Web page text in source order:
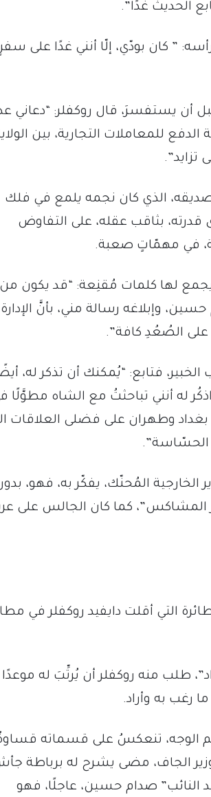
الحديث غدًا”.
” كان بودّي، إلّا أنني غدًا على
أن يستفسرَ، قال روكفلر: “دعاني
للمعاملات التجارية، بين
تزايد”.
الذي كان نجمه يلمع في فلك
قدرته، بثاقب عقله، على التفاوض
في مهمّاتٍ صعبة.
لها كلمات مُقنِعة: “قد يكون من
وإبلاغه رسالة مني، بأنَّ الإدارة
على الصُعُدِ كافة”.
فتابع: “يُمكنك أن تذكر له،
له أنني تباحثتُ مع الشاه مطوَّلًا
بغداد وطهران على فضلى العلاقات
الحسّاسة”.
الخارجية المُحنّك، يفكّر به، فهو،
المشاكس”، كما كان الجالس على
الثاني (يناير) 1975، حطت الطائرة التي أقلت دايفيد روكفلر في
طلب منه روكفلر أن يُرتِّبَ له
رغب به وأراد.
الوجه، تنعكسُ على قسماته
الجاف، مضى يشرح له برباطة
النائب” صدام حسين، عاجلًا، فهو